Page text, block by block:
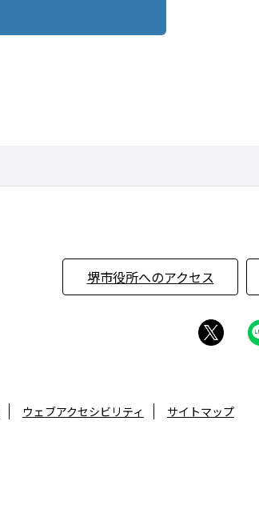
堺市役所へのアクセス
ウェブアクセシビリティ サイトマップ